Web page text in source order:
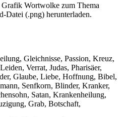
Wortwolke zum Thema
Datei (.png) herunterladen.
Gleichnisse, Passion, Kreuz,
Verrat, Judas, Pharisäer,
Glaube, Liebe, Hoffnung, Bibel,
Senfkorn, Blinder, Kranker,
Satan, Krankenheilung,
Grab, Botschaft,